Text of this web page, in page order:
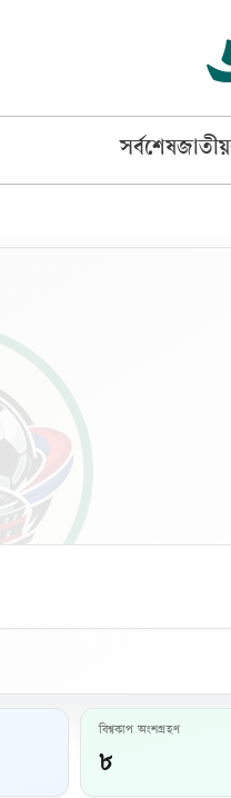
সর্বশেষজাতীয়
বিশ্বকাপ অংশগ্রহণ
৮